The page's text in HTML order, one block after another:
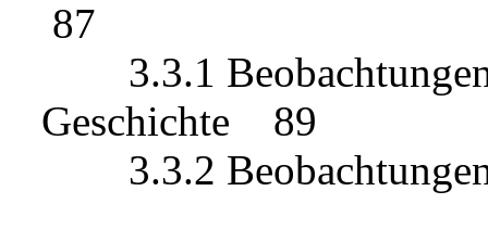
87
3.3.1 Beobachtungen
Geschichte 89
3.3.2